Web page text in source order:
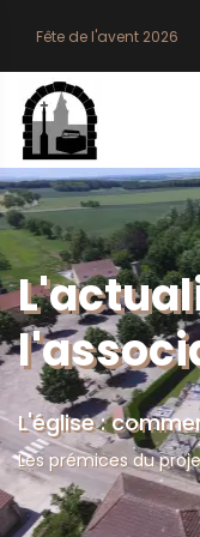
Fête de l'avent 2026
L'église :
Les prémices du